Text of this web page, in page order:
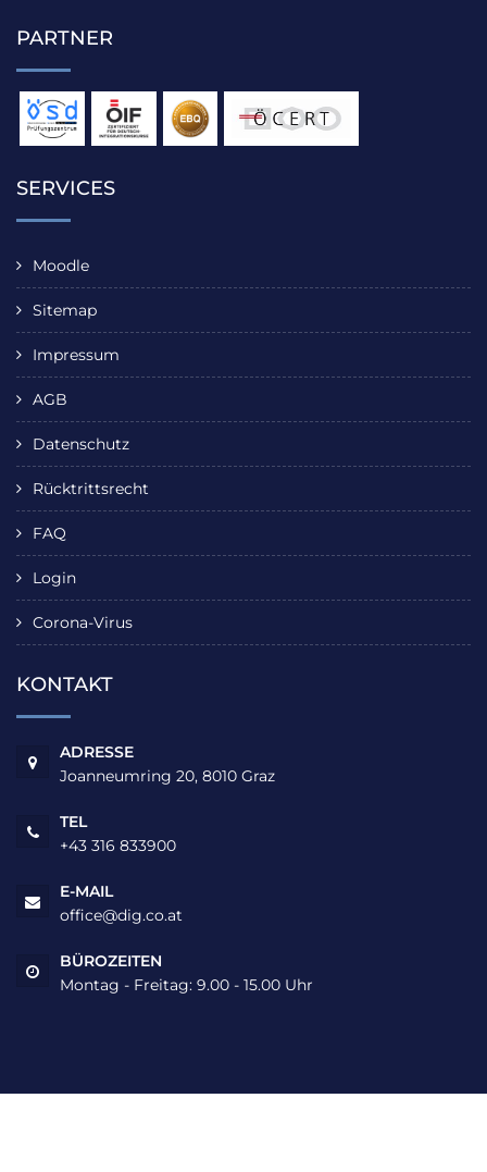
PARTNER
SERVICES
Moodle
Sitemap
Impressum
AGB
Datenschutz
Rücktrittsrecht
FAQ
Login
Corona-Virus
KONTAKT
ADRESSE
Joanneumring 20, 8010 Graz
TEL
+43 316 833900
E-MAIL
office@dig.co.at
BÜROZEITEN
Montag - Freitag: 9.00 - 15.00 Uhr